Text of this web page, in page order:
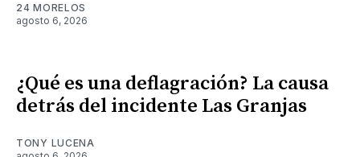
24 MORELOS
agosto 6, 2026
¿Qué es una deflagración? La causa
detrás del incidente Las Granjas
TONY LUCENA